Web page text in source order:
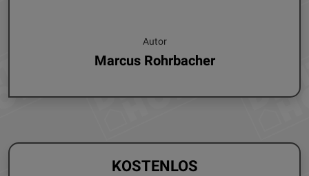
Autor
Marcus Rohrbacher
KOSTENLOS